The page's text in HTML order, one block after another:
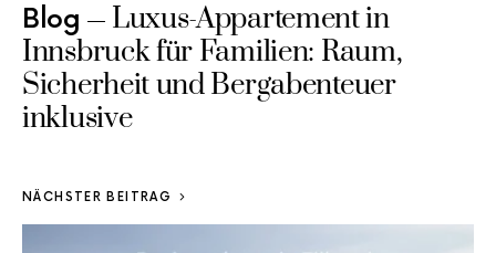
Blog
Luxus-Appartement in
Innsbruck für Familien: Raum,
Sicherheit und Bergabenteuer
inklusive
NÄCHSTER BEITRAG